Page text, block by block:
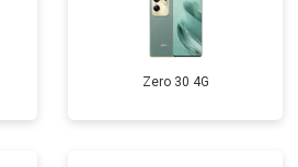
Zero 30 4G